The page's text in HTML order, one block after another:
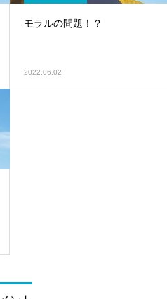
モラルの問題！？
2022.06.02